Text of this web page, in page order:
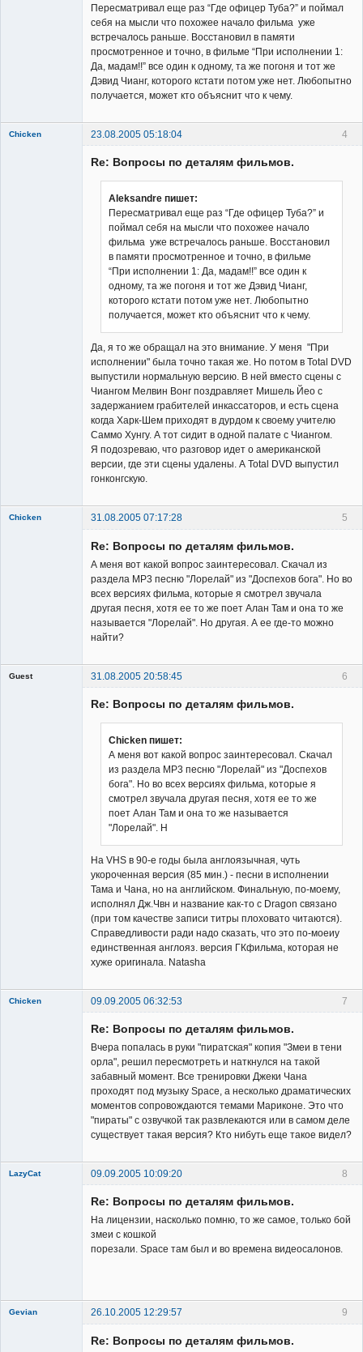
Пересматривал еще раз “Где офицер Туба?” и поймал
себя на мысли что похожее начало фильма уже
встречалось раньше. Восстановил в памяти
просмотренное и точно, в фильме “При исполнении 1:
Да, мадам!!” все один к одному, та же погоня и тот же
Дэвид Чианг, которого кстати потом уже нет. Любопытно
получается, может кто объяснит что к чему.
4
Chicken
23.08.2005 05:18:04
Re: Вопросы по деталям фильмов.
Aleksandre пишет:
Пересматривал еще раз “Где офицер Туба?” и
поймал себя на мысли что похожее начало
фильма уже встречалось раньше. Восстановил
в памяти просмотренное и точно, в фильме
“При исполнении 1: Да, мадам!!” все один к
одному, та же погоня и тот же Дэвид Чианг,
которого кстати потом уже нет. Любопытно
получается, может кто объяснит что к чему.
Да, я то же обращал на это внимание. У меня "При
исполнении" была точно такая же. Но потом в Total DVD
выпустили нормальную версию. В ней вместо сцены с
Чиангом Мелвин Вонг поздравляет Мишель Йео с
задержанием грабителей инкассаторов, и есть сцена
когда Харк-Шем приходят в дурдом к своему учителю
Саммо Хунгу. А тот сидит в одной палате с Чиангом.
Я подозреваю, что разговор идет о американской
версии, где эти сцены удалены. А Total DVD выпустил
гонконгскую.
5
Chicken
31.08.2005 07:17:28
Re: Вопросы по деталям фильмов.
А меня вот какой вопрос заинтересовал. Скачал из
раздела МР3 песню "Лорелай" из "Доспехов бога". Но во
всех версиях фильма, которые я смотрел звучала
другая песня, хотя ее то же поет Алан Там и она то же
называется "Лорелай". Но другая. А ее где-то можно
найти?
6
Guest
31.08.2005 20:58:45
Re: Вопросы по деталям фильмов.
Chicken пишет:
А меня вот какой вопрос заинтересовал. Скачал
из раздела МР3 песню "Лорелай" из "Доспехов
бога". Но во всех версиях фильма, которые я
смотрел звучала другая песня, хотя ее то же
поет Алан Там и она то же называется
"Лорелай". Н
На VHS в 90-е годы была англоязычная, чуть
укороченная версия (85 мин.) - песни в исполнении
Тама и Чана, но на английском. Финальную, по-моему,
исполнял Дж.Чвн и название как-то с Dragon связано
(при том качестве записи титры плоховато читаются).
Справедливости ради надо сказать, что это по-моеиу
единственная англояз. версия ГКфильма, которая не
хуже оригинала. Natasha
7
Chicken
09.09.2005 06:32:53
Re: Вопросы по деталям фильмов.
Вчера попалась в руки "пиратская" копия "Змеи в тени
орла", решил пересмотреть и наткнулся на такой
забавный момент. Все тренировки Джеки Чана
проходят под музыку Space, а несколько драматических
моментов сопровождаются темами Мариконе. Это что
"пираты" с озвучкой так развлекаются или в самом деле
существует такая версия? Кто нибуть еще такое видел?
8
LazyCat
09.09.2005 10:09:20
Re: Вопросы по деталям фильмов.
На лицензии, насколько помню, то же самое, только бой
змеи с кошкой
порезали. Space там был и во времена видеосалонов.
9
Gevian
26.10.2005 12:29:57
Re: Вопросы по деталям фильмов.